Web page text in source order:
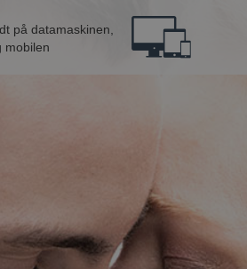
på datamaskinen,
mobilen